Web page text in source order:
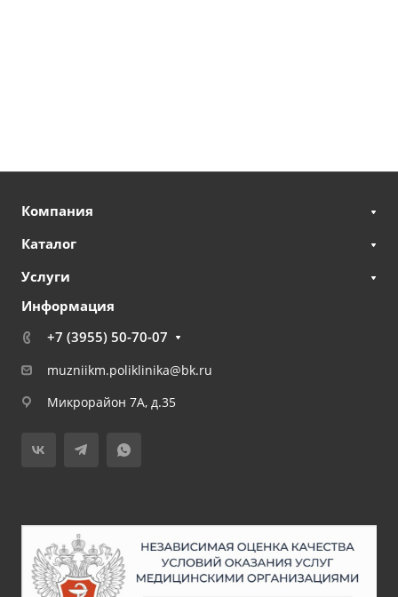
Компания
Каталог
Услуги
Информация
+7 (3955) 50-70-07
muzniikm.poliklinika@bk.ru
Микрорайон 7А, д.35